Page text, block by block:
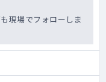
現場でフォローしま